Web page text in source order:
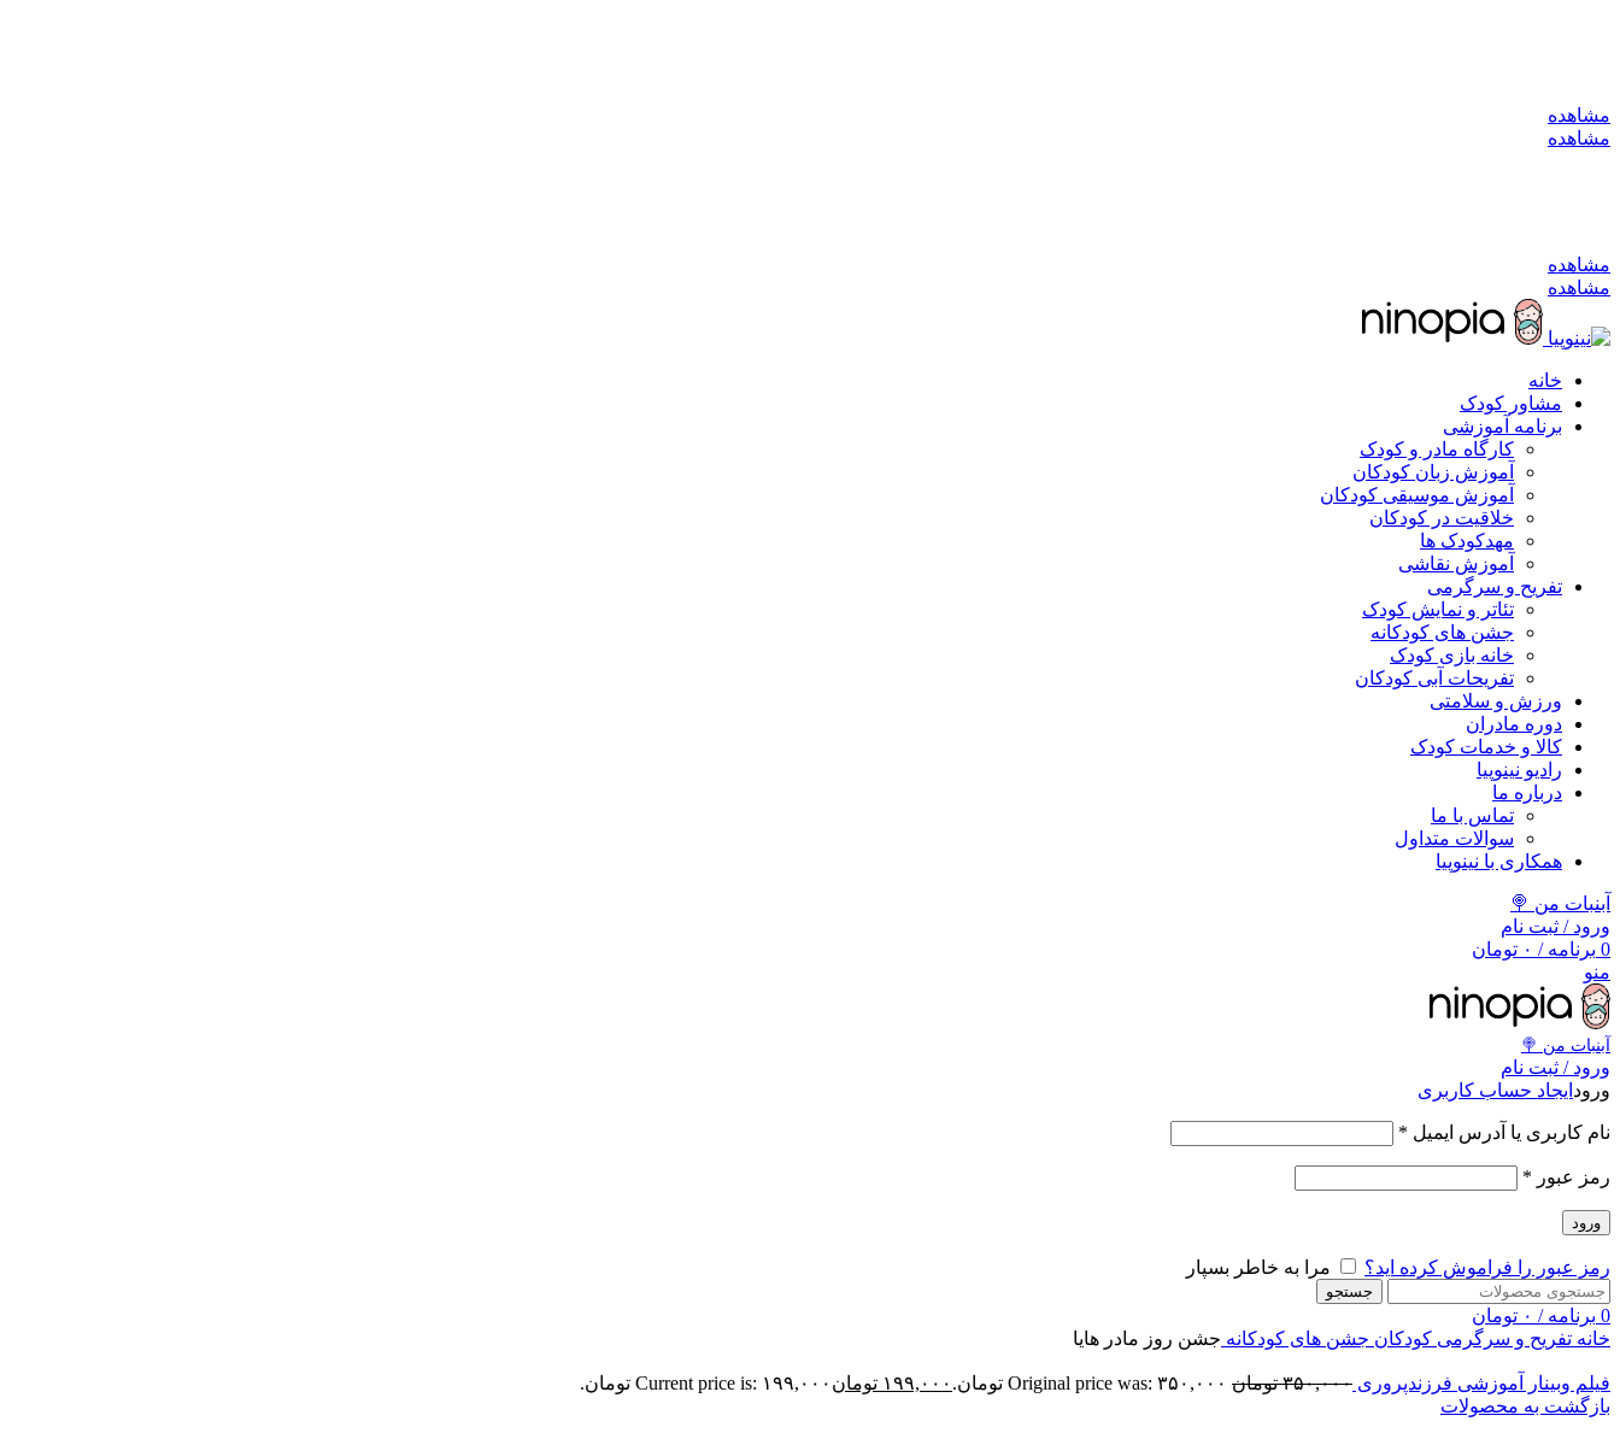
مشاهده
مشاهده
مشاهده
مشاهده
خانه
مشاور کودک
برنامه آموزشی
کارگاه مادر و کودک
آموزش زبان کودکان
آموزش موسیقی کودکان
خلاقیت در کودکان
مهد‌کودک ها
آموزش نقاشی
تفریح و سرگرمی
تئاتر و نمایش کودک
جشن های کودکانه
خانه بازی کودک
تفریحات آبی کودکان
ورزش و سلامتی
دوره مادران
کالا و خدمات کودک
رادیو نینوپیا
درباره ما
تماس با ما
سوالات متداول
همکاری با نینوپیا
آبنبات من 🍭
ورود / ثبت نام
0 برنامه / ۰ تومان
منو
آبنبات‌ من 🍭
ورود / ثبت نام
ورود ایجاد حساب کاربری
نام کاربری یا آدرس ایمیل *
رمز عبور *
ورود
رمز عبور را فراموش کرده اید؟ مرا به خاطر بسپار
جستجو
0 برنامه / ۰ تومان
خانه تفریح و سرگرمی کودکان جشن های کودکانه جشن روز مادر هایا
فیلم وبینار آموزشی فرزندپروری ۳۵۰,۰۰۰ تومان Original price was: ۳۵۰,۰۰۰ تومان. ۱۹۹,۰۰۰ تومان Current price is: ۱۹۹,۰۰۰ تومان.
بازگشت به محصولات